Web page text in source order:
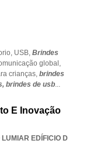
USB, Brindes
global,
crianças, brindes
brindes de usb...
E Inovação
EDÍFICIO D